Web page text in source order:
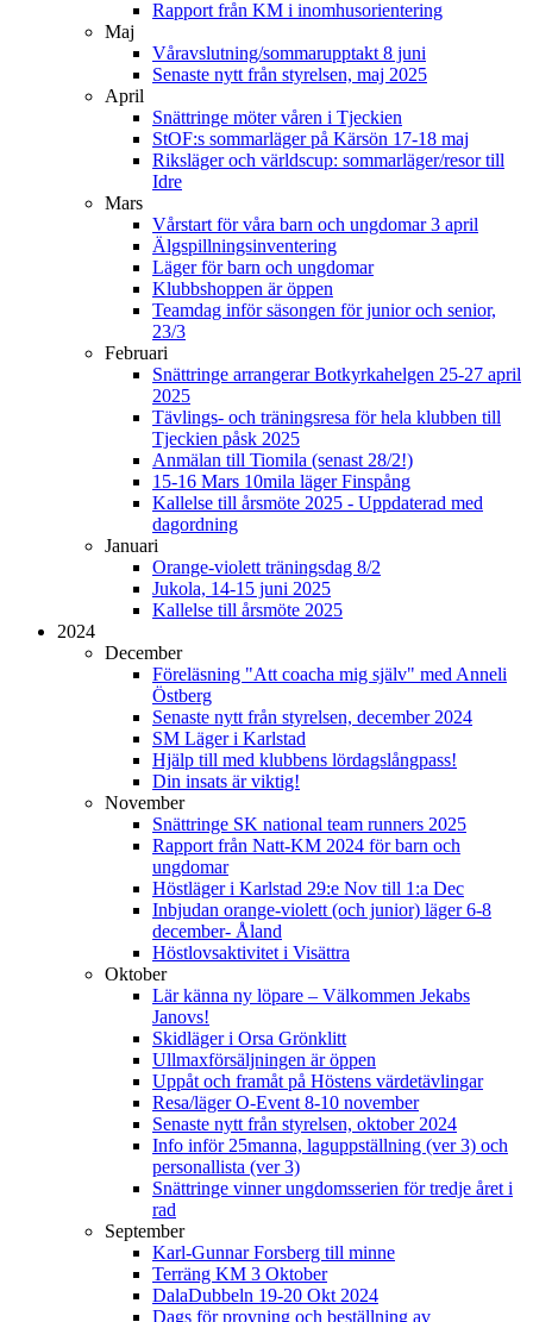
Rapport från KM i inomhusorientering
Maj
Våravslutning/sommarupptakt 8 juni
Senaste nytt från styrelsen, maj 2025
April
Snättringe möter våren i Tjeckien
StOF:s sommarläger på Kärsön 17-18 maj
Riksläger och världscup: sommarläger/resor till
Idre
Mars
Vårstart för våra barn och ungdomar 3 april
Älgspillningsinventering
Läger för barn och ungdomar
Klubbshoppen är öppen
Teamdag inför säsongen för junior och senior,
23/3
Februari
Snättringe arrangerar Botkyrkahelgen 25-27 april
2025
Tävlings- och träningsresa för hela klubben till
Tjeckien påsk 2025
Anmälan till Tiomila (senast 28/2!)
15-16 Mars 10mila läger Finspång
Kallelse till årsmöte 2025 - Uppdaterad med
dagordning
Januari
Orange-violett träningsdag 8/2
Jukola, 14-15 juni 2025
Kallelse till årsmöte 2025
2024
December
Föreläsning "Att coacha mig själv" med Anneli
Östberg
Senaste nytt från styrelsen, december 2024
SM Läger i Karlstad
Hjälp till med klubbens lördagslångpass!
Din insats är viktig!
November
Snättringe SK national team runners 2025
Rapport från Natt-KM 2024 för barn och
ungdomar
Höstläger i Karlstad 29:e Nov till 1:a Dec
Inbjudan orange-violett (och junior) läger 6-8
december- Åland
Höstlovsaktivitet i Visättra
Oktober
Lär känna ny löpare – Välkommen Jekabs
Janovs!
Skidläger i Orsa Grönklitt
Ullmaxförsäljningen är öppen
Uppåt och framåt på Höstens värdetävlingar
Resa/läger O-Event 8-10 november
Senaste nytt från styrelsen, oktober 2024
Info inför 25manna, laguppställning (ver 3) och
personallista (ver 3)
Snättringe vinner ungdomsserien för tredje året i
rad
September
Karl-Gunnar Forsberg till minne
Terräng KM 3 Oktober
DalaDubbeln 19-20 Okt 2024
Dags för provning och beställning av